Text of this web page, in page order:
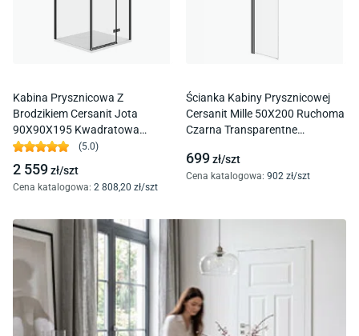
Kabina Prysznicowa Z
Brodzikiem Cersanit Jota
90X90X195 Kwadratowa
Prawa Brodzik Tako Slim 4 Cm
Biały S601-170
(5.0)
2 559zł/szt
Cena katalogowa: 2 808,20 zł/szt
Ścianka Kabiny Prysznicowej
Cersanit Mille 50X200 Ruchoma
Czarna Transparentne
699zł/szt
Cena katalogowa: 902 zł/szt